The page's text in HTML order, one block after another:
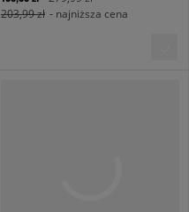
203,99 zł - najniższa cena